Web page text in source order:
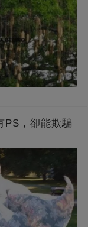
PS，卻能欺騙